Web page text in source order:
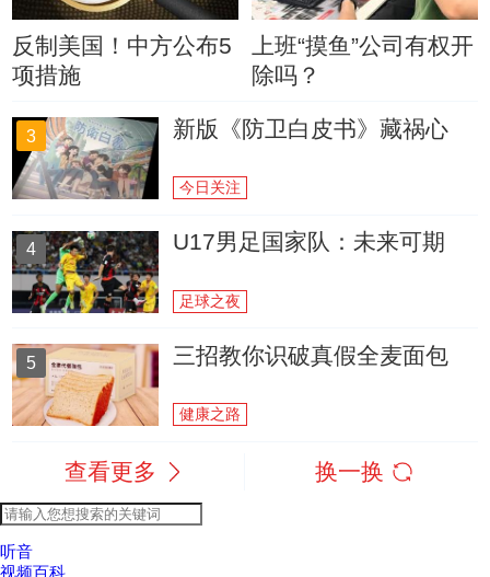
反制美国！中方公布5
项措施
上班“摸鱼”公司有权开
除吗？
3 新版《防卫白皮书》藏祸心
今日关注
4 U17男足国家队：未来可期
足球之夜
5 三招教你识破真假全麦面包
健康之路
查看更多 换一换
听音
视频百科